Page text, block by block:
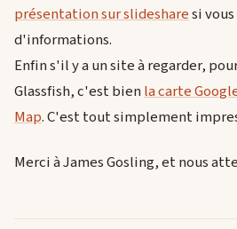
présentation sur slidesharesi
d'informations.
Enfin s'il y a un site à regarder,
Glassfish, c'est bienla carte
Map. C'est tout simplement
Merci à James Gosling, et nous